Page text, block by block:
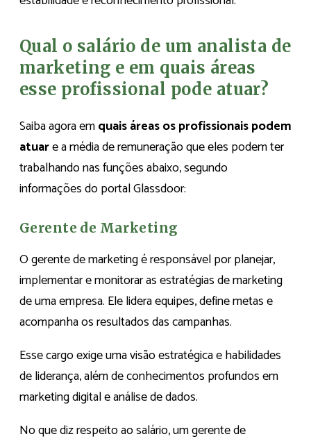
Qual o salário de um analista de
marketing e em quais áreas
esse profissional pode atuar?
Saiba agora emquais áreas os profissionais podem
atuare a média de remuneração que eles podem ter
trabalhando nas funções abaixo, segundo
informações do portal Glassdoor:
Gerente de Marketing
O gerente de marketing é responsável por planejar,
implementar e monitorar as estratégias de marketing
de uma empresa. Ele lidera equipes, define metas e
acompanha os resultados das campanhas.
Esse cargo exige uma visão estratégica e habilidades
de liderança, além de conhecimentos profundos em
marketing digital e análise de dados.
No que diz respeito ao salário, um gerente de